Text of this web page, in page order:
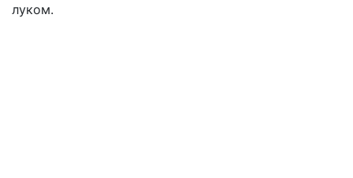
луком.